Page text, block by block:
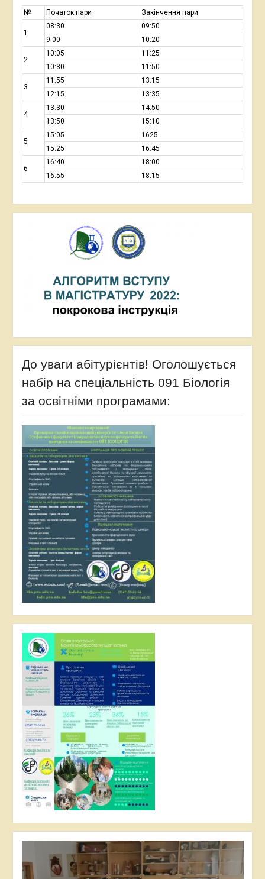
№ Початок пари Закінчення пари
1
08:30
09:50
9:00
10:20
2
10:05
11:25
10:30
11:50
3
11:55
13:15
12:15
13:35
4
13:30
14:50
13:50
15:10
5
15:05
1625
15:25
16:45
6
16:40
18:00
16:55
18:15
До уваги абітурієнтів! Оголошується
набір на спеціальність 091 Біологія
за освітніми програмами:
Відеопрогравач